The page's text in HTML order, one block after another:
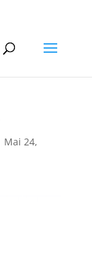
Mai 24,